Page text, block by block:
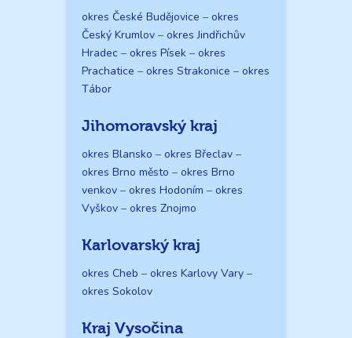
okres České Budějovice – okres
Český Krumlov – okres Jindřichův
Hradec – okres Písek – okres
Prachatice – okres Strakonice – okres
Tábor
Jihomoravský kraj
okres Blansko – okres Břeclav –
okres Brno město – okres Brno
venkov – okres Hodoním – okres
Vyškov – okres Znojmo
Karlovarský kraj
okres Cheb – okres Karlovy Vary –
okres Sokolov
Kraj Vysočina